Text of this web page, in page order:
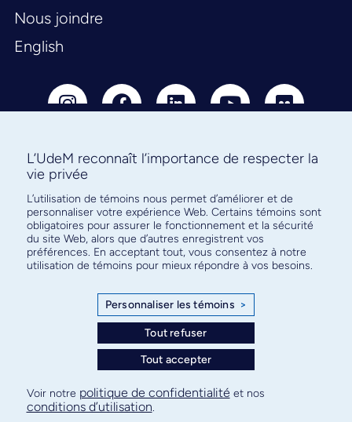
Nous joindre
English
Abonnez-vous à notre infolettre
pour connaître l’actualité facultaire
© Faculté de médecine - Université de Montréal
Plan de site
Confidentialité
Conditions d’utilisation
Paramètres des témoins
L’UdeM reconnaît l’importance de respecter la
vie privée
L’utilisation de témoins nous permet d’améliorer et de
personnaliser votre expérience Web. Certains témoins sont
obligatoires pour assurer le fonctionnement et la sécurité
du site Web, alors que d’autres enregistrent vos
préférences. En acceptant tout, vous consentez à notre
utilisation de témoins pour mieux répondre à vos besoins.
Personnaliser les témoins >
Tout refuser
Tout accepter
Voir notre politique de confidentialité et nos
conditions d’utilisation.